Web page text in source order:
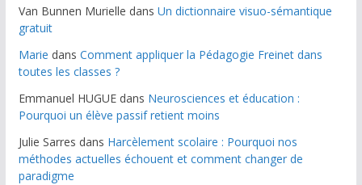
Van Bunnen Murielle dans Un dictionnaire visuo-sémantique
gratuit
Marie dans Comment appliquer la Pédagogie Freinet dans
toutes les classes ?
Emmanuel HUGUEdans Neurosciences et éducation :
Pourquoi un élève passif retient moins
Julie Sarres dans Harcèlement scolaire : Pourquoi nos
méthodes actuelles échouent et comment changer de
paradigme